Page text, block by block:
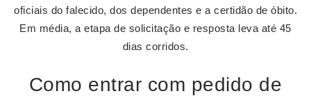
oficiais do falecido, dos dependentes e a certidão de óbito.
Em média, a etapa de solicitação e resposta leva até 45
dias corridos.
Como entrar com pedido de